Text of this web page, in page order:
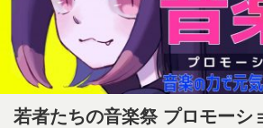
若者たちの音楽祭 プロモーシ